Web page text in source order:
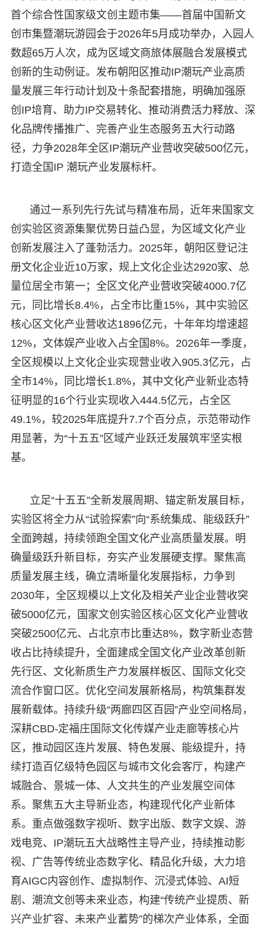
首个综合性国家级文创主题市集——首届中国新文
创市集暨潮玩游园会于2026年5月成功举办，入园人
数超65万人次，成为区域文商旅体展融合发展模式
创新的生动例证。发布朝阳区推动IP潮玩产业高质
量发展三年行动计划及十条配套措施，明确加强原
创IP培育、助力IP交易转化、推动消费活力释放、深
化品牌传播推广、完善产业生态服务五大行动路
径，力争2028年全区IP潮玩产业营收突破500亿元，
打造全国IP 潮玩产业发展标杆。
通过一系列先行先试与精准布局，近年来国家文
创实验区资源集聚优势日益凸显，为区域文化产业
创新发展注入了蓬勃活力。2025年，朝阳区登记注
册文化企业近10万家，规上文化企业达2920家、总
量位居全市第一；全区文化产业营收突破4000.7亿
元，同比增长8.4%，占全市比重15%，其中实验区
核心区文化产业营收达1896亿元，十年年均增速超
12%，文体娱产业收入占全国8%。2026年一季度，
全区规模以上文化企业实现营业收入905.3亿元，占
全市14%，同比增长1.8%，其中文化产业新业态特
征明显的16个行业实现收入444.5亿元，占全区
49.1%，较2025年底提升7.7个百分点，示范带动作
用显著，为“十五五”区域产业跃迁发展筑牢坚实根
基。
立足“十五五”全新发展周期、锚定新发展目标，
实验区将全力从“试验探索”向“系统集成、能级跃升”
全面跨越，持续领跑全国文化产业高质量发展。明
确量级跃升新目标，夯实产业发展硬支撑。聚焦高
质量发展主线，确立清晰量化发展指标，力争到
2030年，全区规模以上文化及相关产业企业营收突
破5000亿元，国家文创实验区核心区文化产业营收
突破2500亿元、占北京市比重达8%，数字新业态营
收占比持续提升，全面建成全国文化产业改革创新
先行区、文化新质生产力发展样板区、国际文化交
流合作窗口区。优化空间发展新格局，构筑集群发
展新载体。持续升级“两廊四区百园”产业空间格局，
深耕CBD-定福庄国际文化传媒产业走廊等核心片
区，推动园区连片发展、特色发展、能级提升，持
续打造百亿级特色园区与城市文化会客厅，构建产
城融合、景城一体、人文共生的产业发展空间体
系。聚焦五大主导新业态，构建现代化产业新体
系。重点做强数字视听、数字出版、数字文娱、游
戏电竞、IP潮玩五大战略性主导产业，持续推动影
视、广告等传统业态数字化、精品化升级，大力培
育AIGC内容创作、虚拟制作、沉浸式体验、AI短
剧、潮流文创等未来业态，构建“传统产业提质、新
兴产业扩容、未来产业蓄势”的梯次产业体系，全面